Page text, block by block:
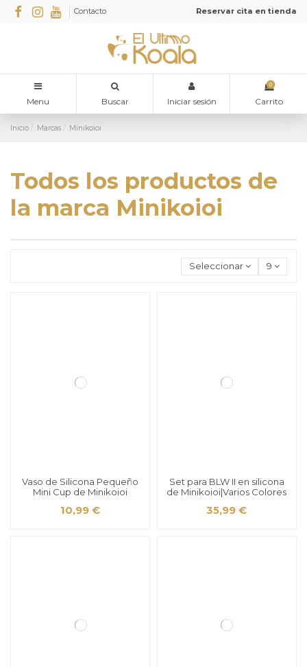
Contacto Reservar cita en tienda
Menu Buscar Iniciar sesión
0
Carrito
Inicio Marcas Minikoioi
Todos los productos de
la marca Minikoioi
Seleccionar 9
Vaso de Silicona Pequeño
Mini Cup de Minikoioi
10,99 €
Set para BLW II en silicona
de Minikoioi|Varios Colores
35,99 €